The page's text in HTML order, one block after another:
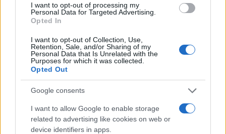
I want to opt-out of processing my
Personal Data for Targeted Advertising.
Opted In
I want to opt-out of Collection, Use,
Retention, Sale, and/or Sharing of my
Personal Data that Is Unrelated with the
Purposes for which it was collected.
Opted Out
Google consents
I want to allow Google to enable storage
related to advertising like cookies on web or
device identifiers in apps.